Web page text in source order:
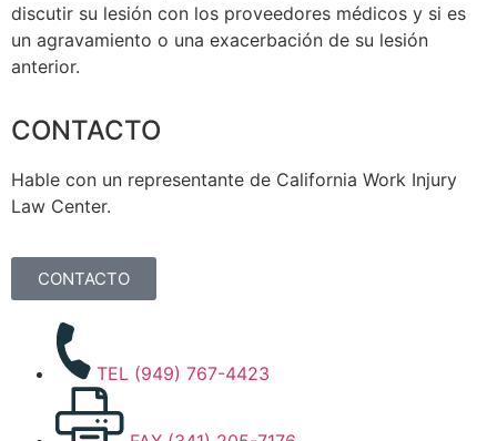
CONTACTO
Hable con un representante de California Work Injury
Law Center.
CONTACTO
discutir su lesión con los proveedores médicos y si es
un agravamiento o una exacerbación de su lesión
anterior.
TEL (949) 767-4423